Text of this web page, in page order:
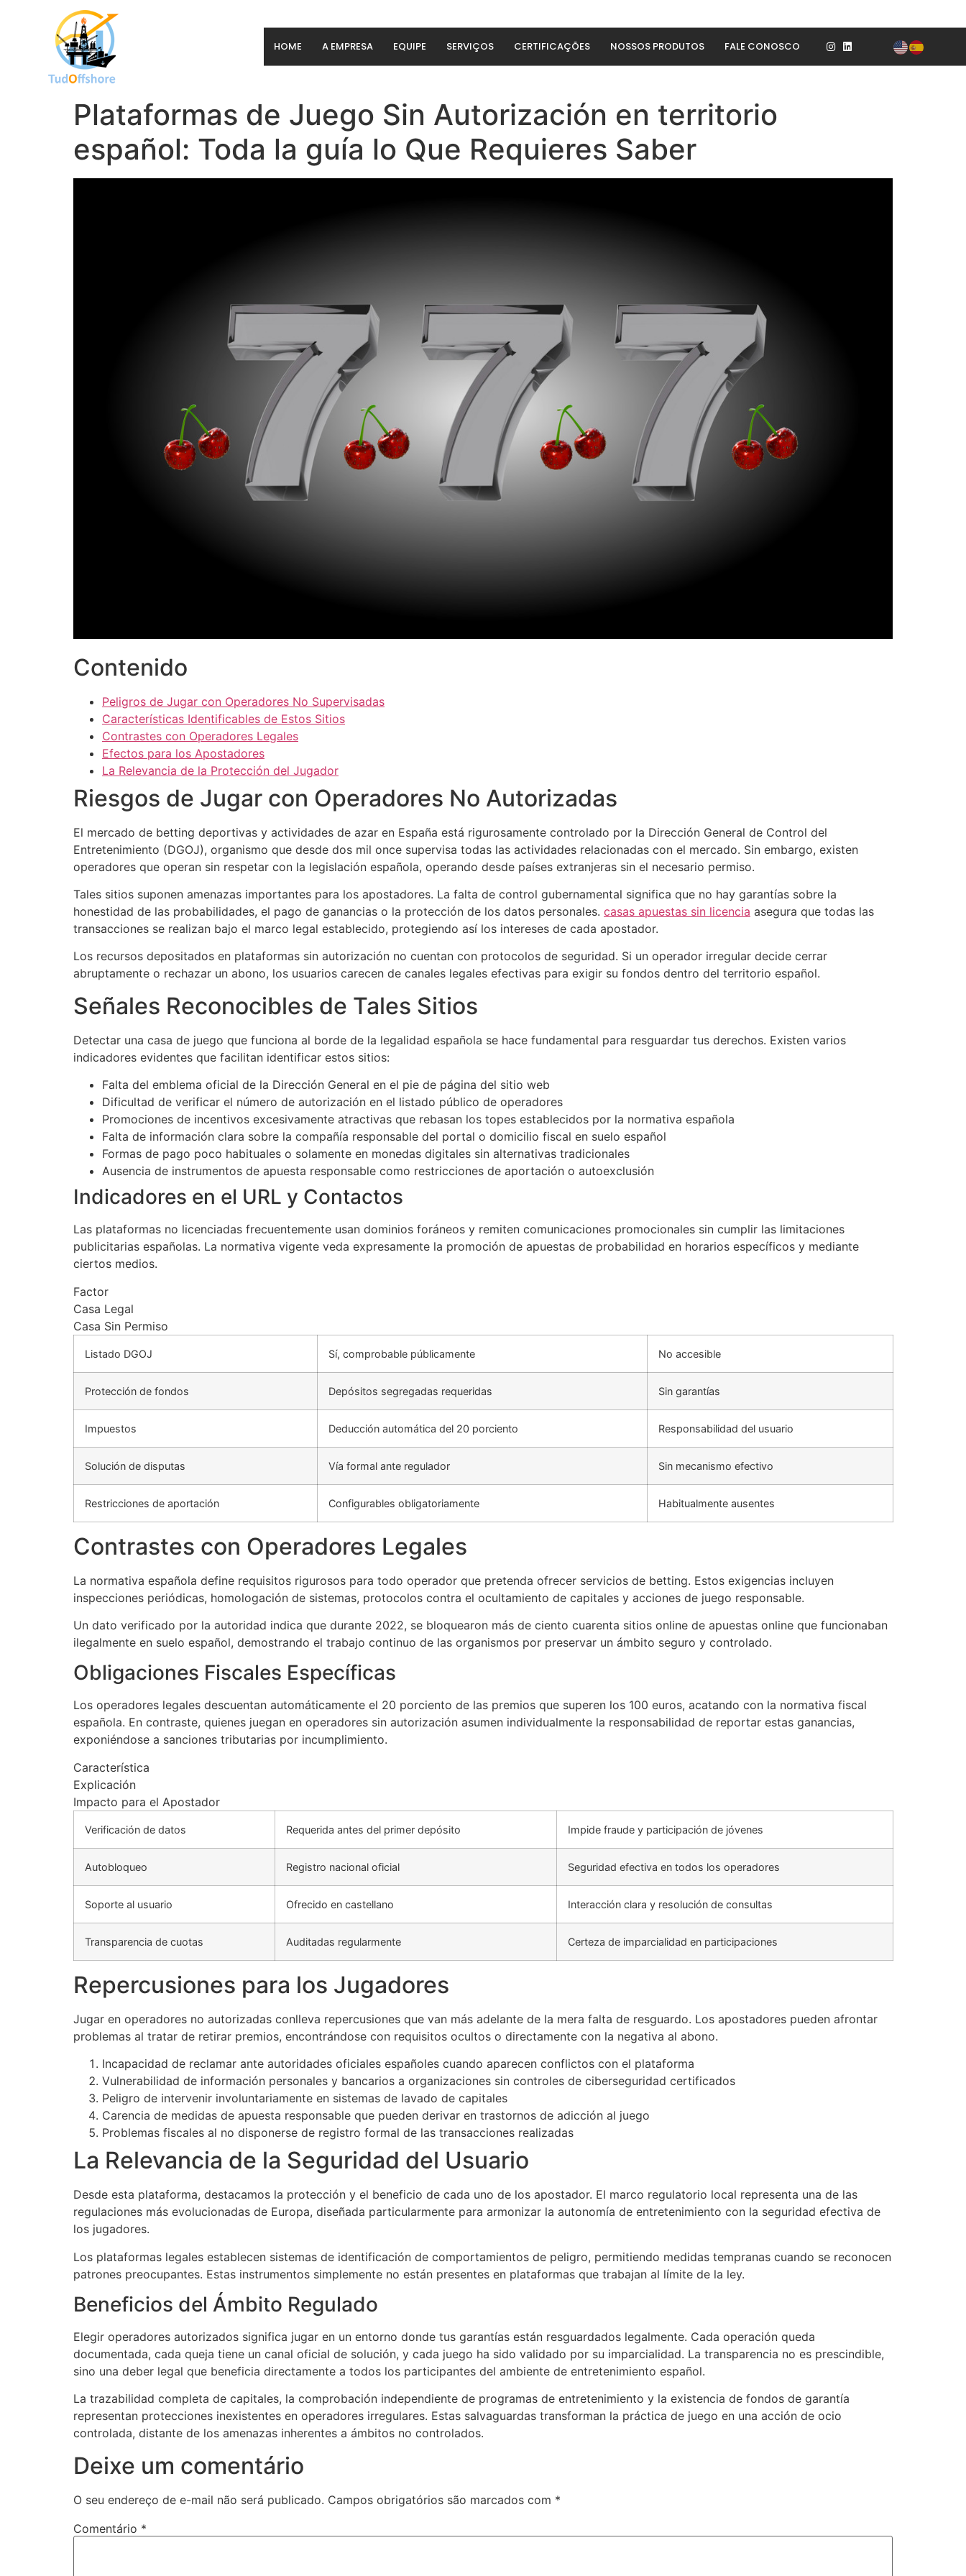
HOME A EMPRESA EQUIPE SERVIÇOS CERTIFICAÇÕES NOSSOS PRODUTOS FALE CONOSCO
Plataformas de Juego Sin Autorización en territorio
español: Toda la guía lo Que Requieres Saber
Contenido
Peligros de Jugar con Operadores No Supervisadas
Características Identificables de Estos Sitios
Contrastes con Operadores Legales
Efectos para los Apostadores
La Relevancia de la Protección del Jugador
Riesgos de Jugar con Operadores No Autorizadas
El mercado de betting deportivas y actividades de azar en España está rigurosamente controlado por la Dirección General de Control del
Entretenimiento (DGOJ), organismo que desde dos mil once supervisa todas las actividades relacionadas con el mercado. Sin embargo, existen
operadores que operan sin respetar con la legislación española, operando desde países extranjeras sin el necesario permiso.
Tales sitios suponen amenazas importantes para los apostadores. La falta de control gubernamental significa que no hay garantías sobre la
honestidad de las probabilidades, el pago de ganancias o la protección de los datos personales. casas apuestas sin licencia asegura que todas las
transacciones se realizan bajo el marco legal establecido, protegiendo así los intereses de cada apostador.
Los recursos depositados en plataformas sin autorización no cuentan con protocolos de seguridad. Si un operador irregular decide cerrar
abruptamente o rechazar un abono, los usuarios carecen de canales legales efectivas para exigir su fondos dentro del territorio español.
Señales Reconocibles de Tales Sitios
Detectar una casa de juego que funciona al borde de la legalidad española se hace fundamental para resguardar tus derechos. Existen varios
indicadores evidentes que facilitan identificar estos sitios:
Falta del emblema oficial de la Dirección General en el pie de página del sitio web
Dificultad de verificar el número de autorización en el listado público de operadores
Promociones de incentivos excesivamente atractivas que rebasan los topes establecidos por la normativa española
Falta de información clara sobre la compañía responsable del portal o domicilio fiscal en suelo español
Formas de pago poco habituales o solamente en monedas digitales sin alternativas tradicionales
Ausencia de instrumentos de apuesta responsable como restricciones de aportación o autoexclusión
Indicadores en el URL y Contactos
Las plataformas no licenciadas frecuentemente usan dominios foráneos y remiten comunicaciones promocionales sin cumplir las limitaciones
publicitarias españolas. La normativa vigente veda expresamente la promoción de apuestas de probabilidad en horarios específicos y mediante
ciertos medios.
Factor
Casa Legal
Casa Sin Permiso
Listado DGOJ Sí, comprobable públicamente No accesible
Protección de fondos Depósitos segregadas requeridas Sin garantías
Impuestos Deducción automática del 20 porciento Responsabilidad del usuario
Solución de disputas Vía formal ante regulador Sin mecanismo efectivo
Restricciones de aportación Configurables obligatoriamente Habitualmente ausentes
Contrastes con Operadores Legales
La normativa española define requisitos rigurosos para todo operador que pretenda ofrecer servicios de betting. Estos exigencias incluyen
inspecciones periódicas, homologación de sistemas, protocolos contra el ocultamiento de capitales y acciones de juego responsable.
Un dato verificado por la autoridad indica que durante 2022, se bloquearon más de ciento cuarenta sitios online de apuestas online que funcionaban
ilegalmente en suelo español, demostrando el trabajo continuo de las organismos por preservar un ámbito seguro y controlado.
Obligaciones Fiscales Específicas
Los operadores legales descuentan automáticamente el 20 porciento de las premios que superen los 100 euros, acatando con la normativa fiscal
española. En contraste, quienes juegan en operadores sin autorización asumen individualmente la responsabilidad de reportar estas ganancias,
exponiéndose a sanciones tributarias por incumplimiento.
Característica
Explicación
Impacto para el Apostador
Verificación de datos Requerida antes del primer depósito Impide fraude y participación de jóvenes
Autobloqueo Registro nacional oficial Seguridad efectiva en todos los operadores
Soporte al usuario Ofrecido en castellano Interacción clara y resolución de consultas
Transparencia de cuotas Auditadas regularmente Certeza de imparcialidad en participaciones
Repercusiones para los Jugadores
Jugar en operadores no autorizadas conlleva repercusiones que van más adelante de la mera falta de resguardo. Los apostadores pueden afrontar
problemas al tratar de retirar premios, encontrándose con requisitos ocultos o directamente con la negativa al abono.
Incapacidad de reclamar ante autoridades oficiales españoles cuando aparecen conflictos con el plataforma
Vulnerabilidad de información personales y bancarios a organizaciones sin controles de ciberseguridad certificados
Peligro de intervenir involuntariamente en sistemas de lavado de capitales
Carencia de medidas de apuesta responsable que pueden derivar en trastornos de adicción al juego
Problemas fiscales al no disponerse de registro formal de las transacciones realizadas
La Relevancia de la Seguridad del Usuario
Desde esta plataforma, destacamos la protección y el beneficio de cada uno de los apostador. El marco regulatorio local representa una de las
regulaciones más evolucionadas de Europa, diseñada particularmente para armonizar la autonomía de entretenimiento con la seguridad efectiva de
los jugadores.
Los plataformas legales establecen sistemas de identificación de comportamientos de peligro, permitiendo medidas tempranas cuando se reconocen
patrones preocupantes. Estas instrumentos simplemente no están presentes en plataformas que trabajan al límite de la ley.
Beneficios del Ámbito Regulado
Elegir operadores autorizados significa jugar en un entorno donde tus garantías están resguardados legalmente. Cada operación queda
documentada, cada queja tiene un canal oficial de solución, y cada juego ha sido validado por su imparcialidad. La transparencia no es prescindible,
sino una deber legal que beneficia directamente a todos los participantes del ambiente de entretenimiento español.
La trazabilidad completa de capitales, la comprobación independiente de programas de entretenimiento y la existencia de fondos de garantía
representan protecciones inexistentes en operadores irregulares. Estas salvaguardas transforman la práctica de juego en una acción de ocio
controlada, distante de los amenazas inherentes a ámbitos no controlados.
Deixe um comentário
O seu endereço de e-mail não será publicado. Campos obrigatórios são marcados com *
Comentário *